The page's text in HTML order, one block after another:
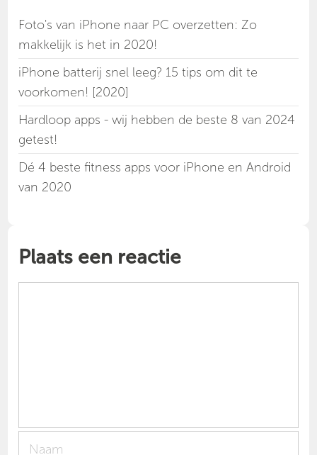
Foto's van iPhone naar PC overzetten: Zo
makkelijk is het in 2020!
iPhone batterij snel leeg? 15 tips om dit te
voorkomen! [2020]
Hardloop apps - wij hebben de beste 8 van 2024
getest!
Dé 4 beste fitness apps voor iPhone en Android
van 2020
Plaats een reactie